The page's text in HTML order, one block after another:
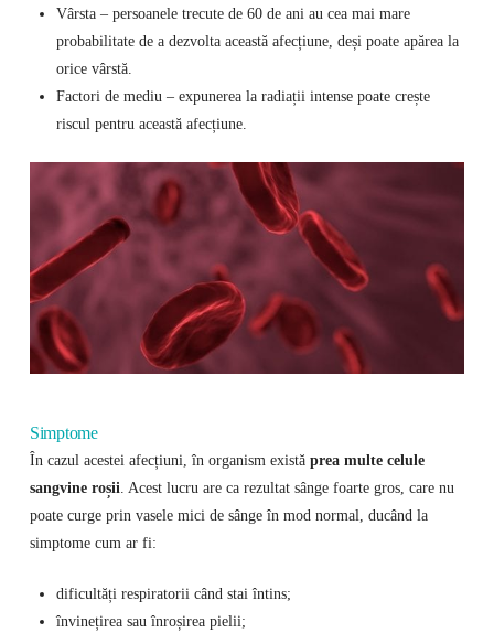
Vârsta – persoanele trecute de 60 de ani au cea mai mare
probabilitate de a dezvolta această afecțiune, deși poate apărea la
orice vârstă.
Factori de mediu – expunerea la radiații intense poate crește
riscul pentru această afecțiune.
Simptome
În cazul acestei afecțiuni, în organism există prea multe celule
sangvine roșii . Acest lucru are ca rezultat sânge foarte gros, care nu
poate curge prin vasele mici de sânge în mod normal, ducând la
simptome cum ar fi:
dificultăți respiratorii când stai întins;
învinețirea sau înroșirea pielii;